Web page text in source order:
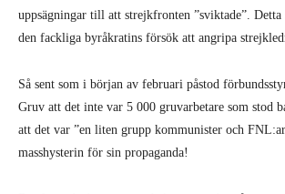
uppsägningar till att strejkfronten ”sviktade”.
den fackliga byråkratins försök att angripa
Så sent som i början av februari påstod
Gruv att det inte var 5 000 gruvarbetare som stod
att det var ”en liten grupp kommunister och
masshysterin för sin propaganda!